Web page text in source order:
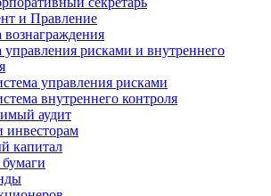
и Правление
вознаграждения
управления рисками и внутреннего
управления рисками
внутреннего контроля
аудит
инвесторам
капитал